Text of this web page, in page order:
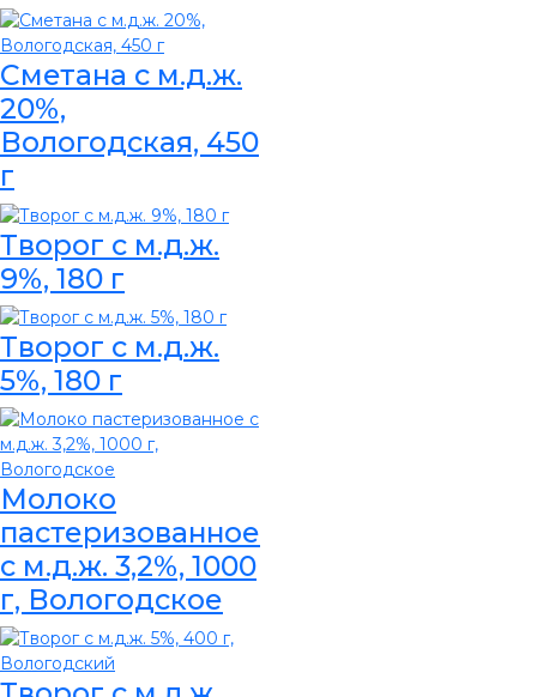
Сметана с м.д.ж.
20%,
Вологодская, 450
г
Творог с м.д.ж.
9%, 180 г
Творог с м.д.ж.
5%, 180 г
Молоко
пастеризованное
с м.д.ж. 3,2%, 1000
г, Вологодское